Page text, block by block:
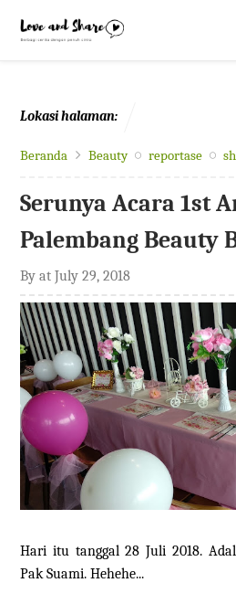
Lokasi halaman:
Beranda Beauty reportase
Serunya Acara 1st
Palembang Beauty
ByatJuly 29, 2018
Hari itu tanggal 28 Juli 2018.
Pak Suami. Hehehe...